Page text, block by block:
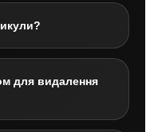
для видалення